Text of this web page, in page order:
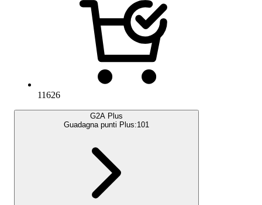
11626
G2A Plus
Guadagna punti Plus:101